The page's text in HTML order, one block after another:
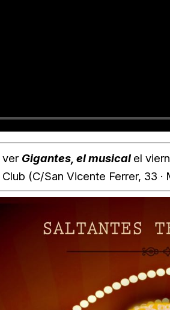
ver Gigantes, el musical el
(C/San Vicente Ferrer, 33 ·